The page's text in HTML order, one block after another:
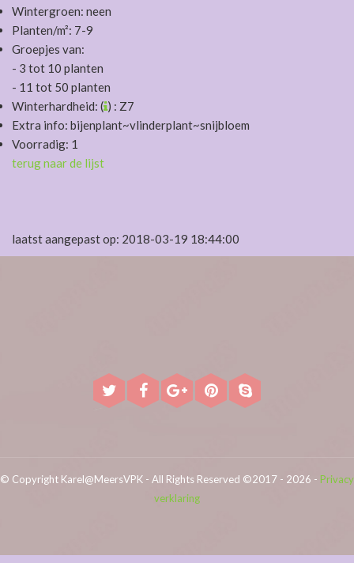
Wintergroen: neen
Planten/m²: 7-9
Groepjes van:
- 3 tot 10 planten
- 11 tot 50 planten
Winterhardheid: ( ) : Z7
Extra info: bijenplant~vlinderplant~snijbloem
Voorradig: 1
terug naar de lijst
laatst aangepast op: 2018-03-19 18:44:00
© Copyright Karel@MeersVPK - All Rights Reserved ©2017 - 2026 - Privacy
verklaring